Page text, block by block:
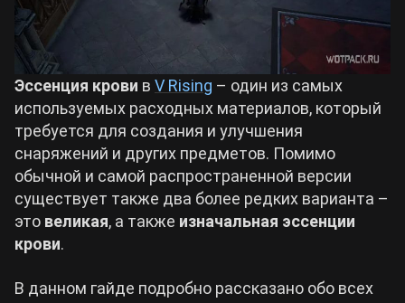
Kingdom Come: Deliverance 2
Path of Exile 2
Wuthering Waves
Roblox
Hogwarts Legacy
Билды Cyberpunk 2077
Билды Path of Exile 2
Эссенция крови в V Rising – один из самых
используемых расходных материалов, который
требуется для создания и улучшения
снаряжений и других предметов. Помимо
обычной и самой распространенной версии
существует также два более редких варианта –
это великая, а также изначальная эссенции
крови.
В данном гайде подробно рассказано обо всех